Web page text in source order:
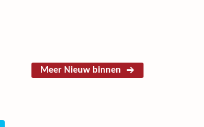
Meer Nieuw binnen